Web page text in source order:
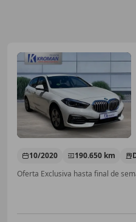
10/2020 190.650 km
Oferta Exclusiva hasta final de